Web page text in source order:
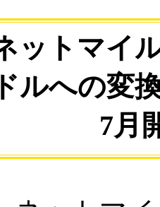
ットマイ
ドルへの変
7月